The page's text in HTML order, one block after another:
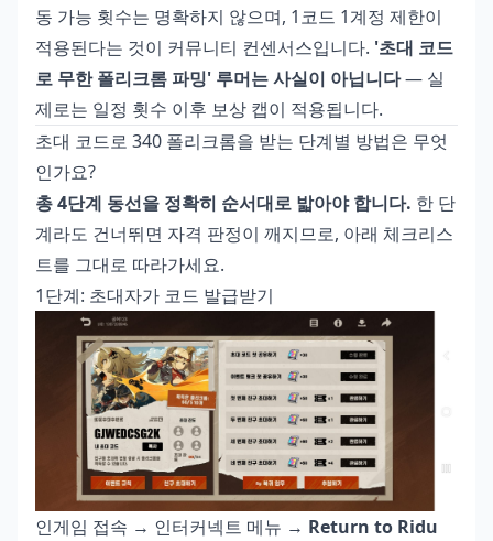
동 가능 횟수는 명확하지 않으며, 1코드 1계정 제한이
적용된다는 것이 커뮤니티 컨센서스입니다. '초대 코드
로 무한 폴리크롬 파밍' 루머는 사실이 아닙니다— 실
제로는 일정 횟수 이후 보상 캡이 적용됩니다.
초대 코드로 340 폴리크롬을 받는 단계별 방법은 무엇
인가요?
총 4단계 동선을 정확히 순서대로 밟아야 합니다. 한 단
계라도 건너뛰면 자격 판정이 깨지므로, 아래 체크리스
트를 그대로 따라가세요.
1단계: 초대자가 코드 발급받기
인게임 접속 → 인터커넥트 메뉴 → Return to Ridu